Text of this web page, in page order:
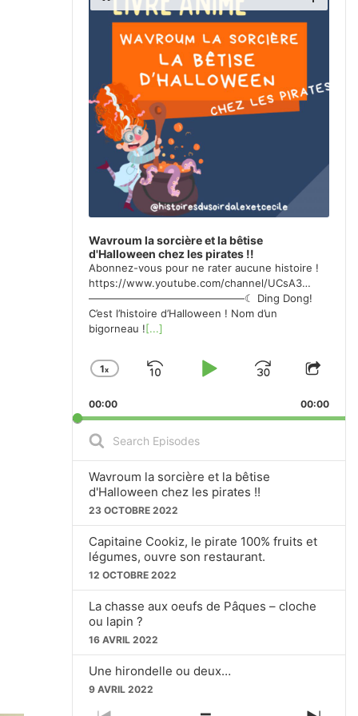
Wavroum la sorcière et la bêtise
d'Halloween chez les pirates !!
Abonnez-vous pour ne rater aucune histoire !
https://www.youtube.com/channel/UCsA3…
———————————————☾ Ding Dong!
C’est l’histoire d’Halloween ! Nom d’un
bigorneau ![...]
C
A
N
G
E
P
L
A
Y
B
A
C
K
R
A
T
E
1X
S
I
P
B
A
C
K
W
A
R
P
A
P
A
S
E
J
M
F
O
W
A
D
S
A
R
T
P
I
D
E
00:00 00:00
S
e
a
r
c
h
E
p
i
s
o
d
e
s
Wavroum la sorcière et la bêtise
d'Halloween chez les pirates !!
23 OCTOBRE 2022
Capitaine Cookiz, le pirate 100% fruits et
légumes, ouvre son restaurant.
12 OCTOBRE 2022
La chasse aux oeufs de Pâques – cloche
ou lapin ?
16 AVRIL 2022
Une hirondelle ou deux…
9 AVRIL 2022
H
N
U
H
O
D
C
N
O
A
T
I